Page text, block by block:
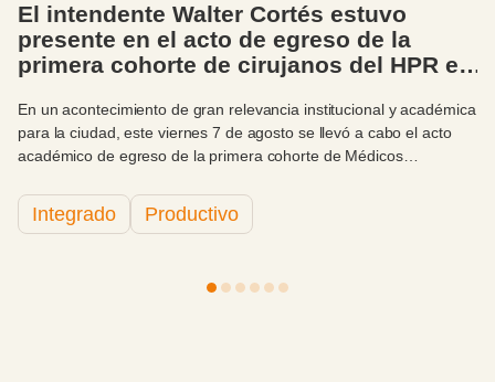
El intendente Walter Cortés estuvo
presente en el acto de egreso de la
primera cohorte de cirujanos del HPR en
En un acontecimiento de gran relevancia institucional y académica
para la ciudad, este viernes 7 de agosto se llevó a cabo el acto
académico de egreso de la primera cohorte de Médicos
Sur (HPR), en convenio con la Facultad de Medicina de la
Universidad de Buenos Aires (UBA). La ceremonia contó con la
Institucionales, Antonio Zidar- quien hizo uso de la palabra como
Integrado Productivo